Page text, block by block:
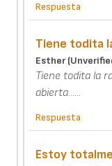
Respuesta
Tiene todita
Esther
Tiene todita la
abierta......
Respuesta
Estoy